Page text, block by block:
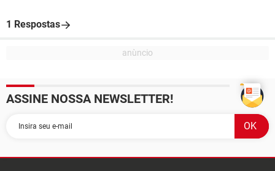
1 Respostas
ASSINE NOSSA NEWSLETTER!